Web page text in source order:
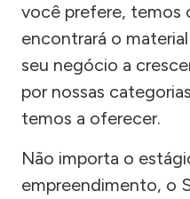
você prefere, temos
encontrará o
seu negócio a
por nossas
temos a oferecer.
Não importa o
empreendimento, o